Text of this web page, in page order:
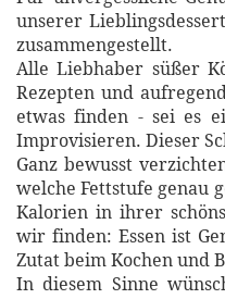
unserer
zusammengestellt.
Alle Liebhaber süßer
Rezepten und
etwas finden - sei es
Improvisieren. Dieser
Ganz bewusst
welche Fettstufe genau
Kalorien in ihrer
wir finden: Essen ist
Zutat beim Kochen und
In diesem Sinne